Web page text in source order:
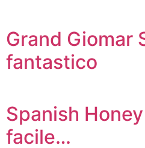
Grand Giomar
fantastico
Spanish
facile…